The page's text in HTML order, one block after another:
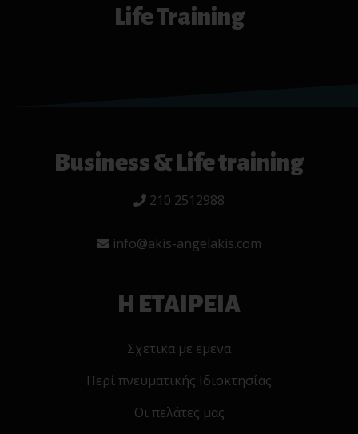
Life Training
Business & Life training
210 2512988
info@akis-angelakis.com
Η ΕΤΑΙΡΕΙΑ
Σχετικα με εμενα
Περί πνευματικής Ιδιοκτησίας
Οι πελάτες μας